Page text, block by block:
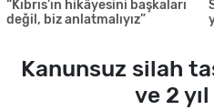
“Kıbrıs’ın hikâyesini başkaları
değil, biz anlatmalıyız”
Kanunsuz silah
ve 2